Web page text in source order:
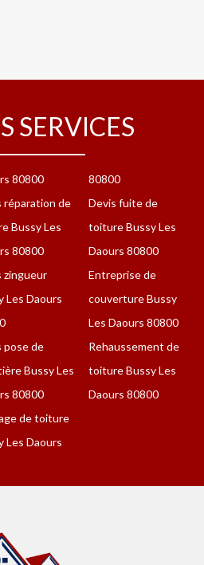
SERVICES
80800
réparation de
Bussy Les
80800
zingueur
Les Daours
pose de
Bussy Les
80800
de toiture
Les Daours
80800
Devis fuite de
toiture Bussy Les
Daours 80800
Entreprise de
couverture Bussy
Les Daours 80800
Rehaussement de
toiture Bussy Les
Daours 80800